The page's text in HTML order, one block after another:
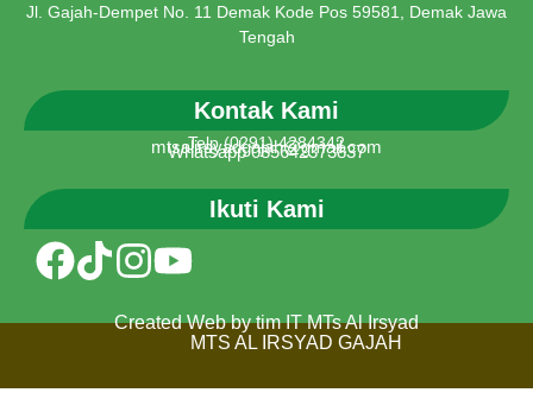
Jl. Gajah-Dempet No. 11 Demak Kode Pos 59581, Demak Jawa
Tengah
Kontak Kami
Telp (0291) 4284342
mtsalirsyadgajah@gmail.com
Whatsapp 085642373837
Ikuti Kami
MTS AL IRSYAD GAJAH
Created Web by tim IT MTs Al Irsyad